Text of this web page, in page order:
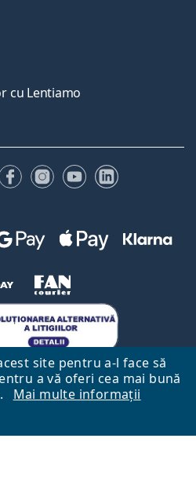
site pentru a-l face să
a vă oferi cea mai bună
Mai multe informații
cu Lentiamo
FacebookInstagram
YouTubeLinkedIn
Mai sus